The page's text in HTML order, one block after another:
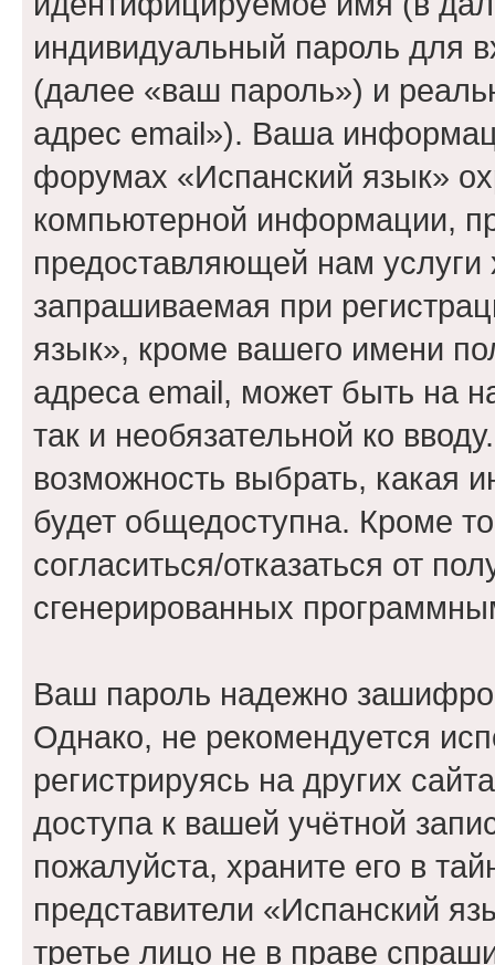
индивидуальный пароль для
(далее «ваш пароль») и
адрес email»). Ваша
форумах «Испанский язык»
компьютерной информации,
предоставляющей нам
запрашиваемая при
язык», кроме вашего имени
адреса email, может быть на
так и необязательной ко
возможность выбрать, какая
будет общедоступна. Кроме
согласиться/отказаться от
сгенерированных
Ваш пароль надежно
Однако, не рекомендуется
регистрируясь на других
доступа к вашей учётной
пожалуйста, храните его в
представители «Испанский
третье лицо не в праве